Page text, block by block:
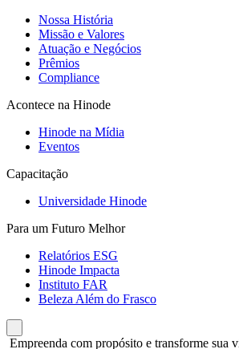
Nossa História
Missão e Valores
Atuação e Negócios
Prêmios
Compliance
Acontece na Hinode
Hinode na Mídia
Eventos
Capacitação
Universidade Hinode
Para um Futuro Melhor
Relatórios ESG
Hinode Impacta
Instituto FAR
Beleza Além do Frasco
Empreenda com propósito e transforme sua